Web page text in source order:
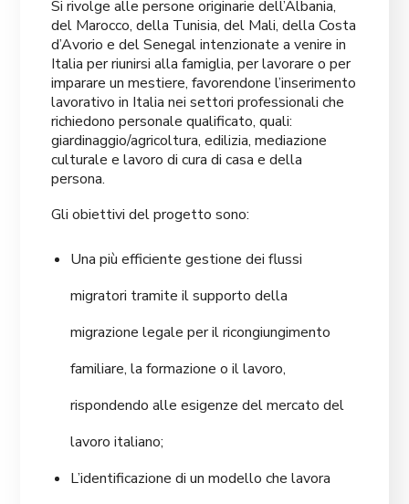
Si rivolge alle persone originarie dell’Albania,
del Marocco, della Tunisia, del Mali, della Costa
d’Avorio e del Senegal intenzionate a venire in
Italia per riunirsi alla famiglia, per lavorare o per
imparare un mestiere, favorendone l’inserimento
lavorativo in Italia nei settori professionali che
richiedono personale qualificato, quali:
giardinaggio/agricoltura, edilizia, mediazione
culturale e lavoro di cura di casa e della
persona.
Gli obiettivi del progetto sono:
Una più efficiente gestione dei flussi
migratori tramite il supporto della
migrazione legale per il ricongiungimento
familiare, la formazione o il lavoro,
rispondendo alle esigenze del mercato del
lavoro italiano;
L’identificazione di un modello che lavora